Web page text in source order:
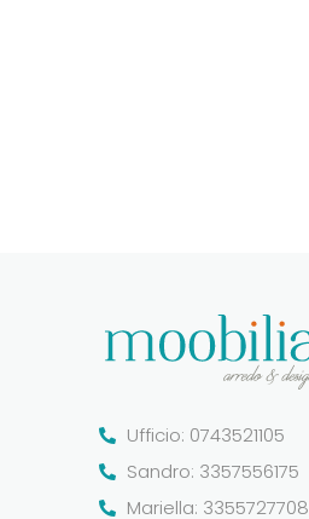
Ufficio: 0743521105
Sandro: 3357556175
Mariella: 3355727708